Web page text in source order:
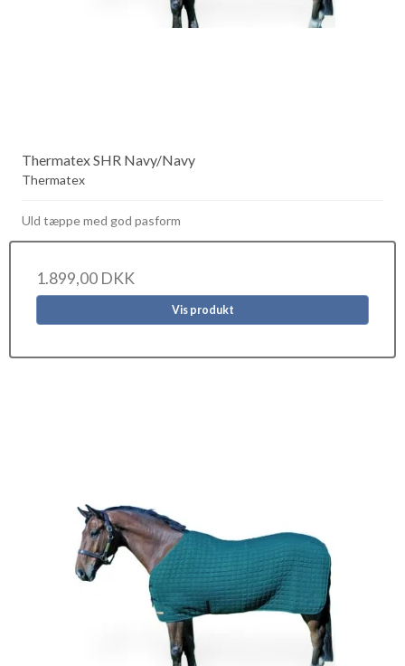
Thermatex SHR Navy/Navy
Thermatex
Uld tæppe med god pasform
1.899,00 DKK
Vis produkt